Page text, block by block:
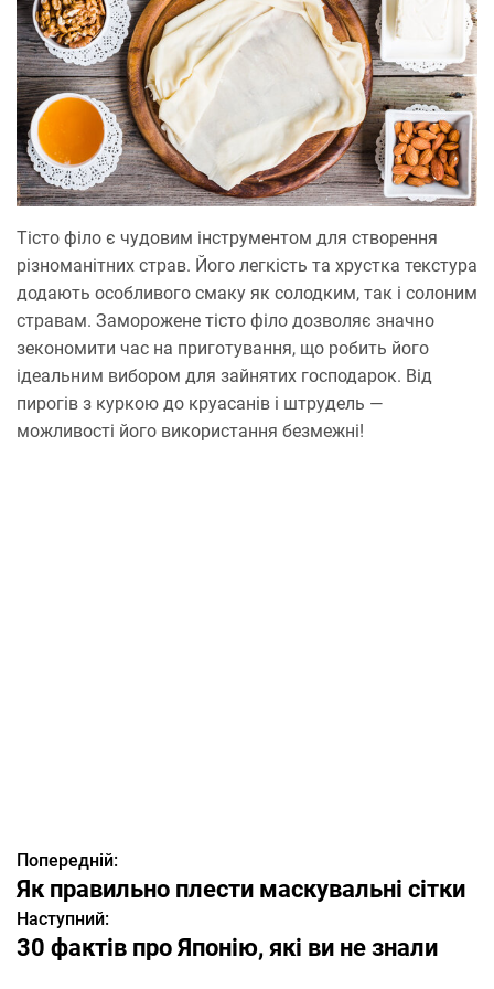
Тісто філо є чудовим інструментом для створення
різноманітних страв. Його легкість та хрустка текстура
додають особливого смаку як солодким, так і солоним
стравам. Заморожене тісто філо дозволяє значно
зекономити час на приготування, що робить його
ідеальним вибором для зайнятих господарок. Від
пирогів з куркою до круасанів і штрудель —
можливості його використання безмежні!
Н
а
в
Попередній:
Як правильно плести маскувальні сітки
Наступний:
30 фактів про Японію, які ви не знали